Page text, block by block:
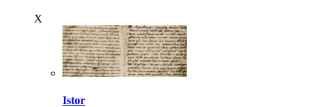
X
Istor